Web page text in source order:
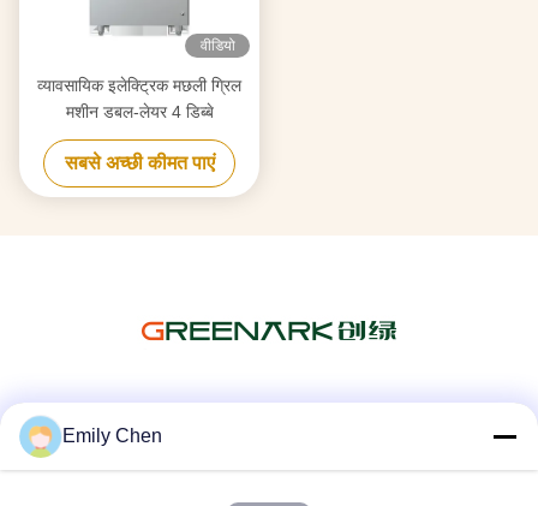
वीडियो
व्यावसायिक इलेक्ट्रिक मछली ग्रिल
मशीन डबल-लेयर 4 डिब्बे
सबसे अच्छी कीमत पाएं
Emily Chen